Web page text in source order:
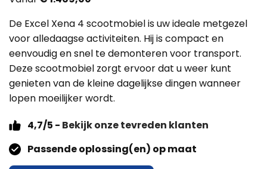
De Excel Xena 4 scootmobiel is uw ideale metgezel
voor alledaagse activiteiten. Hij is compact en
eenvoudig en snel te demonteren voor transport.
Deze scootmobiel zorgt ervoor dat u weer kunt
genieten van de kleine dagelijkse dingen wanneer
lopen moeilijker wordt.
4,7/5 - Bekijk onze tevreden klanten
Passende oplossing(en) op maat